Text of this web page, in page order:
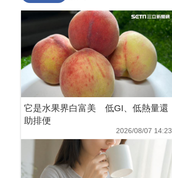
它是水果界白富美 低GI、低熱量還
助排便
2026/08/07 14:23